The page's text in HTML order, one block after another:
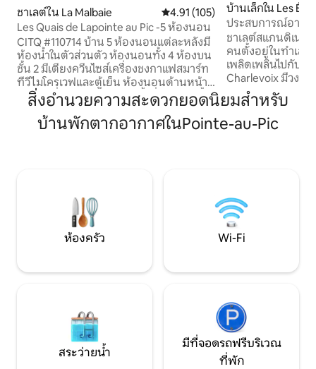
ชาเลต์ใน La Malbaie คะแนนเฉลี่ย 4.91 จาก 5, 105 รีวิว
4.91 (105)
Les Quais de Lapointe au Pic -5 ห้องนอน
CITQ #110714 บ้าน 5 ห้องนอนแต่ละหลังมี
ห้องน้ำในตัวส่วนตัว ห้องนอนทั้ง 4 ห้องบน
ชั้น 2 มีเตียงควีนไซส์เครื่องชงกาแฟสมาร์ท
ทีวีไมโครเวฟและตู้เย็น ห้องนอนด้านหน้ามี
ระเบียงที่น่ารักพร้อมวิวแม่น้ำที่สวยงาม ชั้น
หลักกว้างขวางพร้อมสมาร์ททีวีห้องครัวที่มี
อุปกรณ์ครบครันห้องนอนที่ 5 พร้อมเตียง
บ้านเล็กใน Les
ประสบการณ์อาบน้
เลอวัว
ชาเลต์สแกนดิเนเ
คนตั้งอยู่ในทำเลที่
เพลิดเพลินไปกับส
Charlevoix มีวงจ
ซาวน่าฮัมมัม) เป็
ป่าวิวมองเห็นแม่น้
ระยะไกล อุปกร
และความสะดวกส
ถึงผ่านถนนส่วนตัว
สิ่งอำนวยความสะดวกยอดนิยมสำหรับ
บ้านพักตากอากาศในPointe-au-Pic
ห้องครัว Wi-Fi
สระว่ายน้ำ
มีที่จอดรถฟรีบริเวณ
ที่พัก